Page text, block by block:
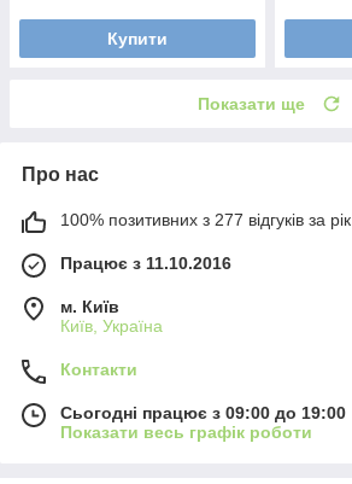
Купити
Показати ще
Про нас
100% позитивних з 277 відгуків за рік
Працює з 11.10.2016
м. Київ
Київ, Україна
Контакти
Сьогодні працює з 09:00 до 19:00
Показати весь графік роботи